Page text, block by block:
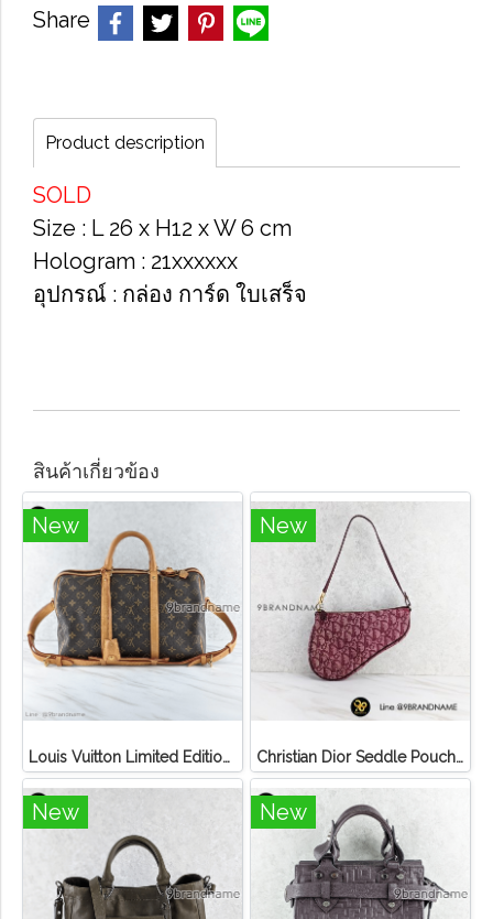
Share
Product description
SOLD
Size​ : L 26 x H​12 x W 6 cm​
Hologram​ : 21xxxxxx​
อุปกรณ์​ : กล่อง​ การ์ด​ ใบเสร็จ​
สินค้าเกี่ยวข้อง
New
Louis Vuitton Limited Edition Monogram Canvas Sofia Coppola SC Bag
New
Christian Dior Seddle Pouch Accessory Hand Bag
New New